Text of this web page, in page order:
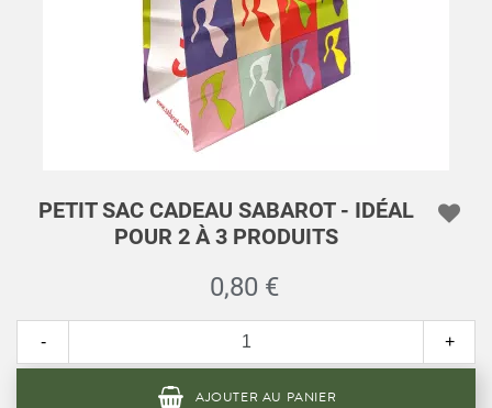
PETIT SAC CADEAU SABAROT - IDÉAL
POUR 2 À 3 PRODUITS
0,80 €
- +
AJOUTER AU PANIER